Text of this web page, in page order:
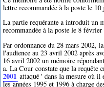
lettre recommandée à la poste le
La partie requérante a introduit un
recommandée à la poste le 8 février
Par ordonnance du 28 mars 2002,
l'audience au 23 avril 2002 après
16 avril 2002 un mémoire
a. La Cour constate que la requête
2001 attaqué ' dans la mesure où
les années 1995 et 1996 à charge